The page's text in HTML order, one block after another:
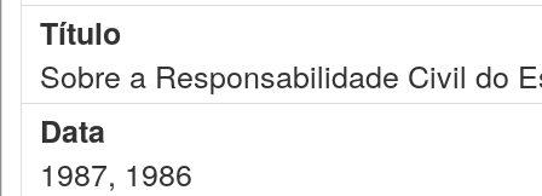
Título
Sobre a Responsabilidade Civil do
Data
1987, 1986